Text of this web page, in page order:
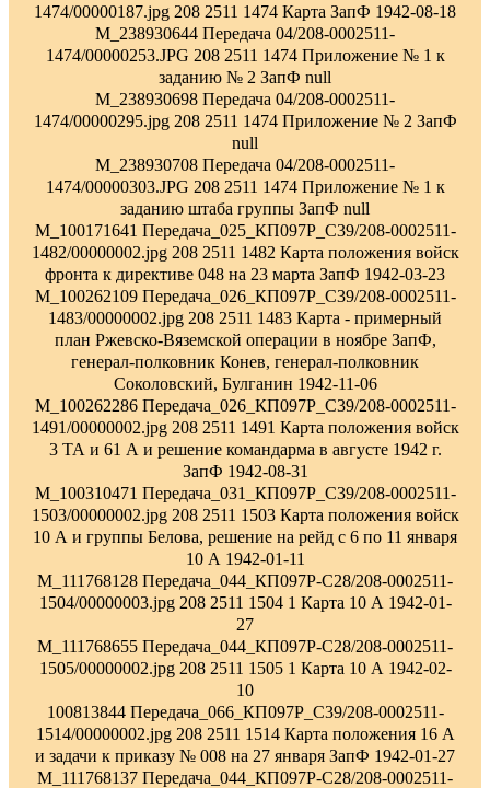
1474/00000187.jpg 208 2511 1474 Карта ЗапФ 1942-08-18
M_238930644 Передача 04/208-0002511-
1474/00000253.JPG 208 2511 1474 Приложение № 1 к
заданию № 2 ЗапФ null
M_238930698 Передача 04/208-0002511-
1474/00000295.jpg 208 2511 1474 Приложение № 2 ЗапФ
null
M_238930708 Передача 04/208-0002511-
1474/00000303.JPG 208 2511 1474 Приложение № 1 к
заданию штаба группы ЗапФ null
M_100171641 Передача_025_КП097Р_С39/208-0002511-
1482/00000002.jpg 208 2511 1482 Карта положения войск
фронта к директиве 048 на 23 марта ЗапФ 1942-03-23
M_100262109 Передача_026_КП097Р_С39/208-0002511-
1483/00000002.jpg 208 2511 1483 Карта - примерный
план Ржевско-Вяземской операции в ноябре ЗапФ,
генерал-полковник Конев, генерал-полковник
Соколовский, Булганин 1942-11-06
M_100262286 Передача_026_КП097Р_С39/208-0002511-
1491/00000002.jpg 208 2511 1491 Карта положения войск
3 ТА и 61 А и решение командарма в августе 1942 г.
ЗапФ 1942-08-31
M_100310471 Передача_031_КП097Р_С39/208-0002511-
1503/00000002.jpg 208 2511 1503 Карта положения войск
10 А и группы Белова, решение на рейд с 6 по 11 января
10 А 1942-01-11
M_111768128 Передача_044_КП097Р-С28/208-0002511-
1504/00000003.jpg 208 2511 1504 1 Карта 10 А 1942-01-
27
M_111768655 Передача_044_КП097Р-С28/208-0002511-
1505/00000002.jpg 208 2511 1505 1 Карта 10 А 1942-02-
10
100813844 Передача_066_КП097Р_С39/208-0002511-
1514/00000002.jpg 208 2511 1514 Карта положения 16 А
и задачи к приказу № 008 на 27 января ЗапФ 1942-01-27
M_111768137 Передача_044_КП097Р-С28/208-0002511-